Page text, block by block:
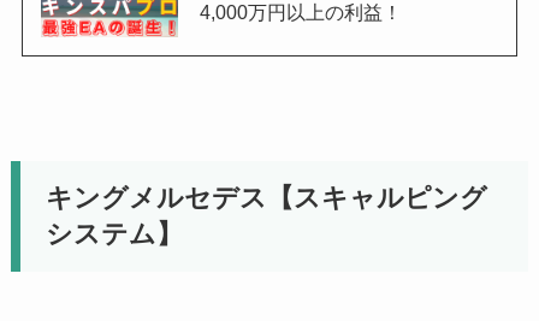
4,000万円以上の利益！
キングメルセデス【スキャルピング
システム】